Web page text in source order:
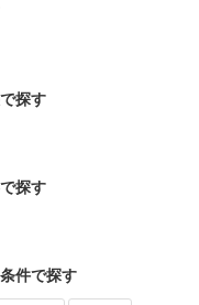
探す
探す
件で探す